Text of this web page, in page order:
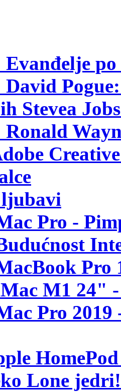
Evanđelje
David
Stevea
Ronald
Pro -
Pro
M1 24"
Pro
Lone jedri!